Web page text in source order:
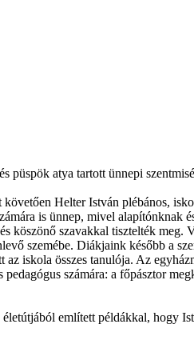
atya tartott ünnepi
Helter István plébános,
is ünnep, mivel
köszönő szavakkal tisztelték
szemébe. Diákjaink később a
az iskola összes tanulója. Az
számára: a főpásztor
említett példákkal, hogy